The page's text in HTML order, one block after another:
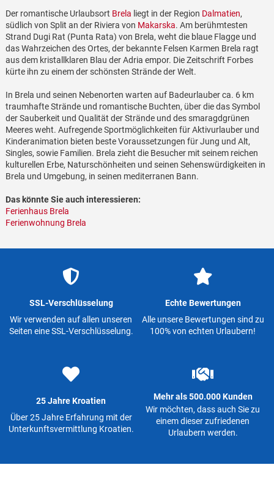
Der romantische Urlaubsort Brela liegt in der Region Dalmatien,
südlich von Split an der Riviera von Makarska. Am berühmtesten
Strand Dugi Rat (Punta Rata) von Brela, weht die blaue Flagge und
das Wahrzeichen des Ortes, der bekannte Felsen Karmen Brela ragt
aus dem kristallklaren Blau der Adria empor. Die Zeitschrift Forbes
kürte ihn zu einem der schönsten Strände der Welt.
In Brela und seinen Nebenorten warten auf Badeurlauber ca. 6 km
traumhafte Strände und romantische Buchten, über die das Symbol
der Sauberkeit und Qualität der Strände und des smaragdgrünen
Meeres weht. Aufregende Sportmöglichkeiten für Aktivurlauber und
Kinderanimation bieten beste Voraussetzungen für Jung und Alt,
Singles, sowie Familien. Brela zieht die Besucher mit seinem reichen
kulturellen Erbe, Naturschönheiten und seinen Sehenswürdigkeiten in
Brela und Umgebung, in seinen mediterranen Bann.
Das könnte Sie auch interessieren:
Ferienhaus Brela
Ferienwohnung Brela
SSL-Verschlüsselung
Wir verwenden auf allen unseren
Seiten eine SSL-Verschlüsselung.
Echte Bewertungen
Alle unsere Bewertungen sind zu
100% von echten Urlaubern!
25 Jahre Kroatien
Über 25 Jahre Erfahrung mit der
Unterkunftsvermittlung Kroatien.
Mehr als 500.000 Kunden
Wir möchten, dass auch Sie zu
einem dieser zufriedenen
Urlaubern werden.